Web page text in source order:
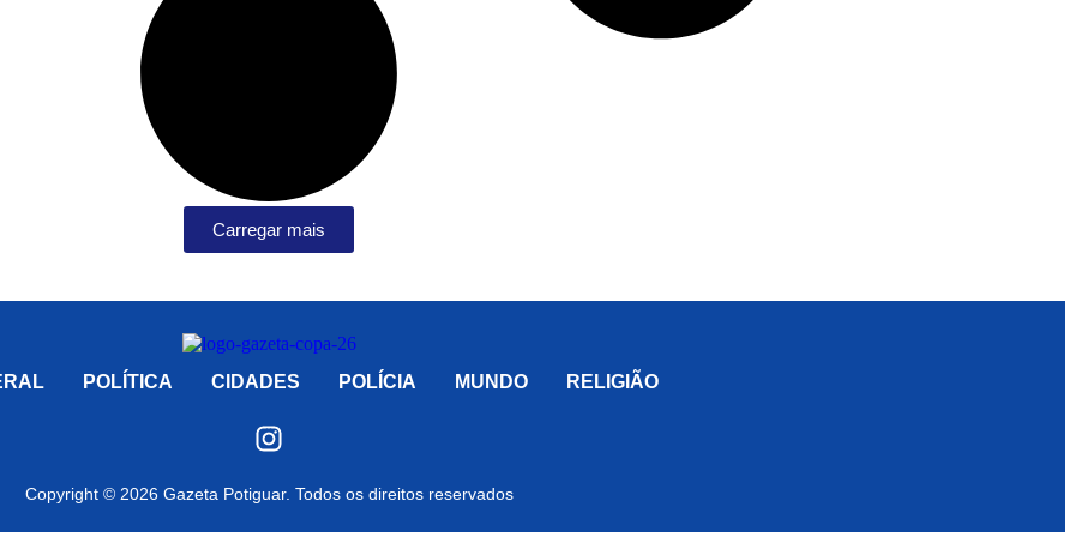
Carregar mais
POLÍTICA CIDADES POLÍCIA MUNDO RELIGIÃO
Copyright © 2026 Gazeta Potiguar. Todos os direitos reservados